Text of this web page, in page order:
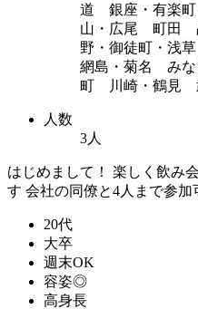
道 銀座・有楽町
山・広尾 町田
野・御徒町・浅
網島・菊名 みな
町 川崎・鶴見
人数
3人
はじめまして！ 楽しく飲み
す 会社の同僚と4人まで参加
20代
大卒
週末OK
容姿◎
高身長